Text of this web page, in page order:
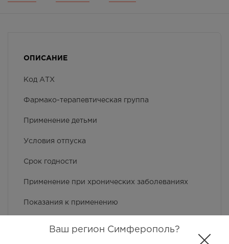
Ваш регион Симферополь?
ОПИСАНИЕ
Код АТХ
Фармако-терапевтическая группа
Применение детьми
Условия отпуска
Срок годности
Применение при хронических заболеваниях
Показания к применению